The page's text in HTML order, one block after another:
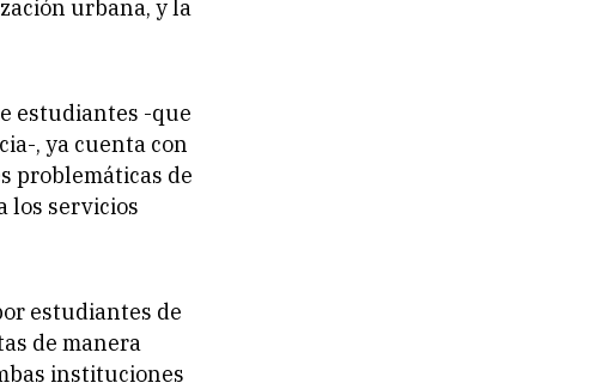
urbana, y la
estudiantes -que
, ya cuenta con
problemáticas de
los servicios
estudiantes de
de manera
instituciones